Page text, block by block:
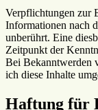
Verpflichtungen zur
Informationen nach
unberührt. Eine
Zeitpunkt der
Bei Bekanntwerden
ich diese Inhalte
Haftung für